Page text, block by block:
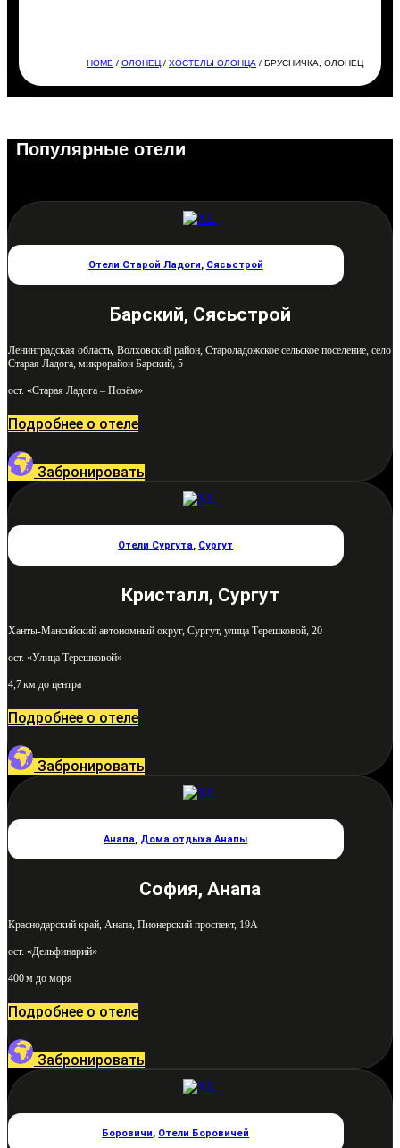
HOME /ОЛОНЕЦ /ХОСТЕЛЫ ОЛОНЦА / БРУСНИЧКА, ОЛОНЕЦ
Популярные отели
Отели Старой Ладоги, Сясьстрой
Барский, Сясьстрой
Ленинградская область, Волховский район, Староладожское сельское поселение, село
Старая Ладога, микрорайон Барский, 5
ост. «Старая Ладога – Позём»
Подробнее о отеле
Забронировать
Отели Сургута, Сургут
Кристалл, Сургут
Ханты-Мансийский автономный округ, Сургут, улица Терешковой, 20
ост. «Улица Терешковой»
4,7 км до центра
Подробнее о отеле
Забронировать
Анапа, Дома отдыха Анапы
София, Анапа
Краснодарский край, Анапа, Пионерский проспект, 19А
ост. «Дельфинарий»
400 м до моря
Подробнее о отеле
Забронировать
Боровичи, Отели Боровичей